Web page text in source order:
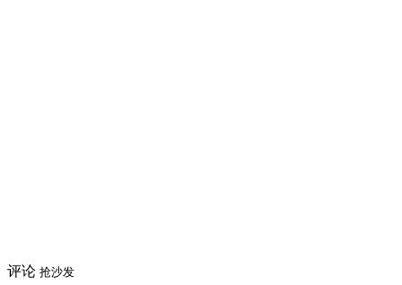
评论 抢沙发